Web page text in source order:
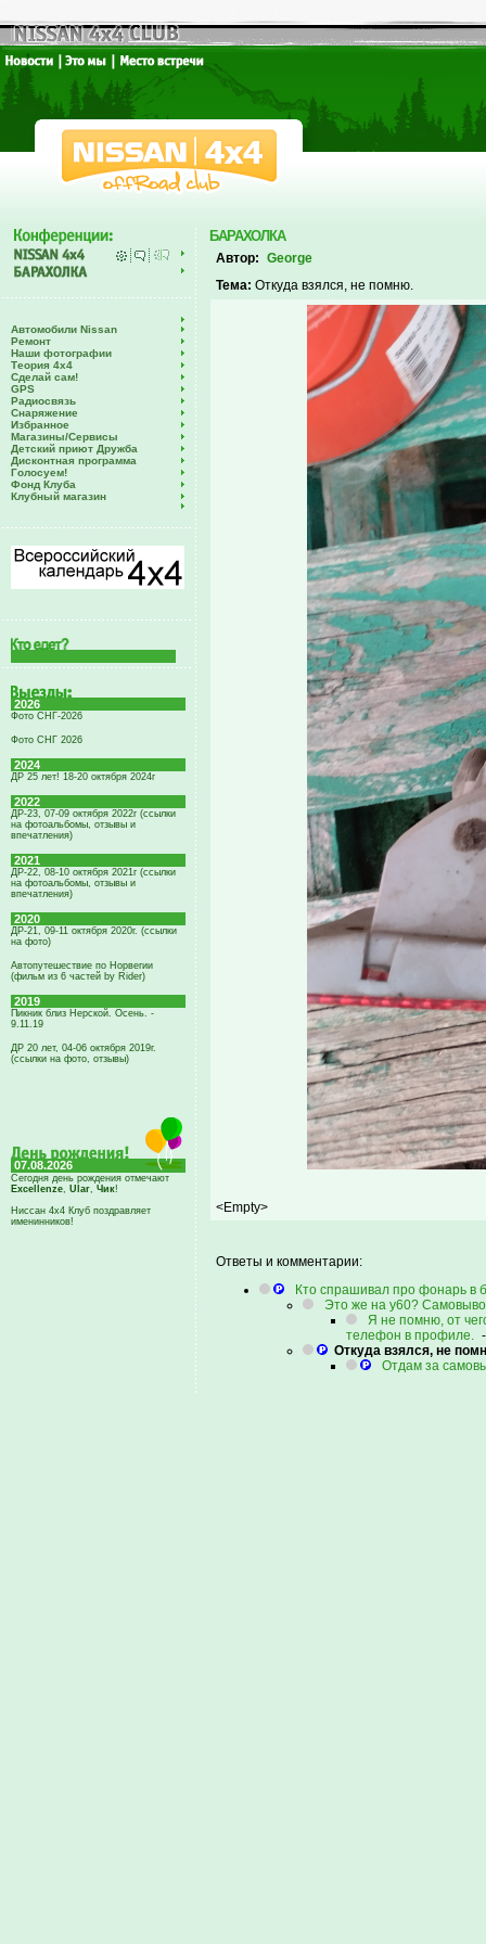
Автомобили Nissan
Ремонт
Наши фотографии
Теория 4х4
Сделай сам!
GPS
Радиосвязь
Снаряжение
Избранное
Магазины/Сервисы
Детский приют Дружба
Дисконтная программа
Голосуем!
Фонд Клуба
Клубный магазин
2026
Фото СНГ-2026
Фото СНГ 2026
2024
ДР 25 лет! 18-20 октября 2024г
2022
ДР-23, 07-09 октября 2022г (ссылки
на фотоальбомы, отзывы и
впечатления)
2021
ДР-22, 08-10 октября 2021г (ссылки
на фотоальбомы, отзывы и
впечатления)
2020
ДР-21, 09-11 октября 2020г. (ссылки
на фото)
Автопутешествие по Норвегии
(фильм из 6 частей by Rider)
2019
Пикник близ Нерской. Осень. -
9.11.19
ДР 20 лет, 04-06 октября 2019г.
(ссылки на фото, отзывы)
07.08.2026
Сегодня день рождения отмечают
Excellenze, Ular, Чик!
Ниссан 4х4 Клуб поздравляет
именинников!
БАРАХОЛКА
Автор: George
Тема: Откуда взялся, не помню.
<Empty>
Ответы и комментарии:
Кто спрашивал про фонарь в
Это же на у60?
Я не помню, от
телефон в профиле.
Откуда взялся, не
Отдам за